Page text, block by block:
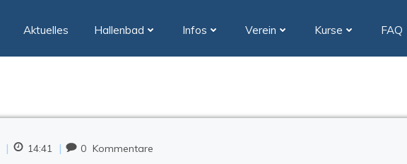
Aktuelles Hallenbad Infos Verein Kurse FAQ
| 14:41 | 0 Kommentare